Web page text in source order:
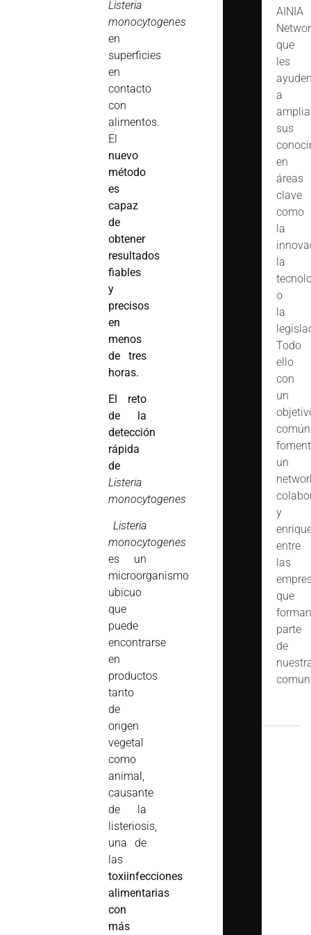
Listeria
monocytogenes
en
superficies
en
contacto
con
alimentos.
El
nuevo
método
es
capaz
de
obtener
resultados
fiables
y
precisos
en
menos
de tres
horas.
El reto
de la
detección
rápida
de
Listeria
monocytogenes
Listeria
monocytogenes
es un
microorganismo
ubicuo
que
puede
encontrarse
en
productos
tanto
de
origen
vegetal
como
animal,
causante
de la
listeriosis,
una de
las
toxiinfecciones
alimentarias
con
más
AINIA
que
les
a
sus
en
áreas
clave
como
la
la
o
la
Todo
ello
con
un
un
y
entre
las
que
forman
parte
de